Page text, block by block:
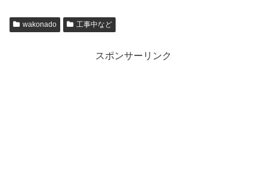
wakonado 工事中など
スポンサーリンク